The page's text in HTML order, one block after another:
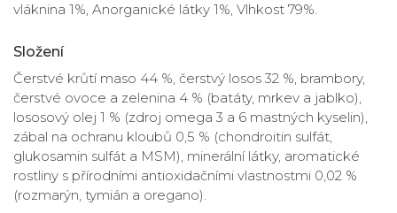
vláknina 1%, Anorganické látky 1%, Vlhkost 79%.
Složení
Čerstvé krůtí maso 44 %, čerstvý losos 32 %, brambory,
čerstvé ovoce a zelenina 4 % (batáty, mrkev a jablko),
lososový olej 1 % (zdroj omega 3 a 6 mastných kyselin),
zábal na ochranu kloubů 0,5 % (chondroitin sulfát,
glukosamin sulfát a MSM), minerální látky, aromatické
rostliny s přírodními antioxidačními vlastnostmi 0,02 %
(rozmarýn, tymián a oregano).